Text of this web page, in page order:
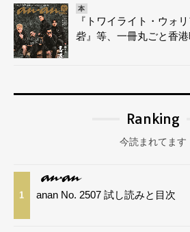
本
『トワイライト・ウォ
砦』等、一冊丸ごと香港
Ranking
今読まれてます
1 anan No. 2507 試し読みと目次